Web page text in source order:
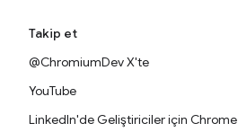
Takip et
@ChromiumDev X'te
YouTube
LinkedIn'de Geliştiriciler için Chrome